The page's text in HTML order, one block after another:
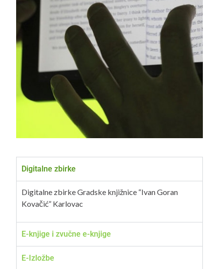
Digitalne zbirke
Digitalne zbirke Gradske knjižnice “Ivan Goran
Kovačić” Karlovac
E-knjige i zvučne e-knjige
E-Izložbe